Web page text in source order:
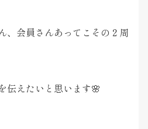
、会員さんあってこその２周
伝えたいと思います🌸